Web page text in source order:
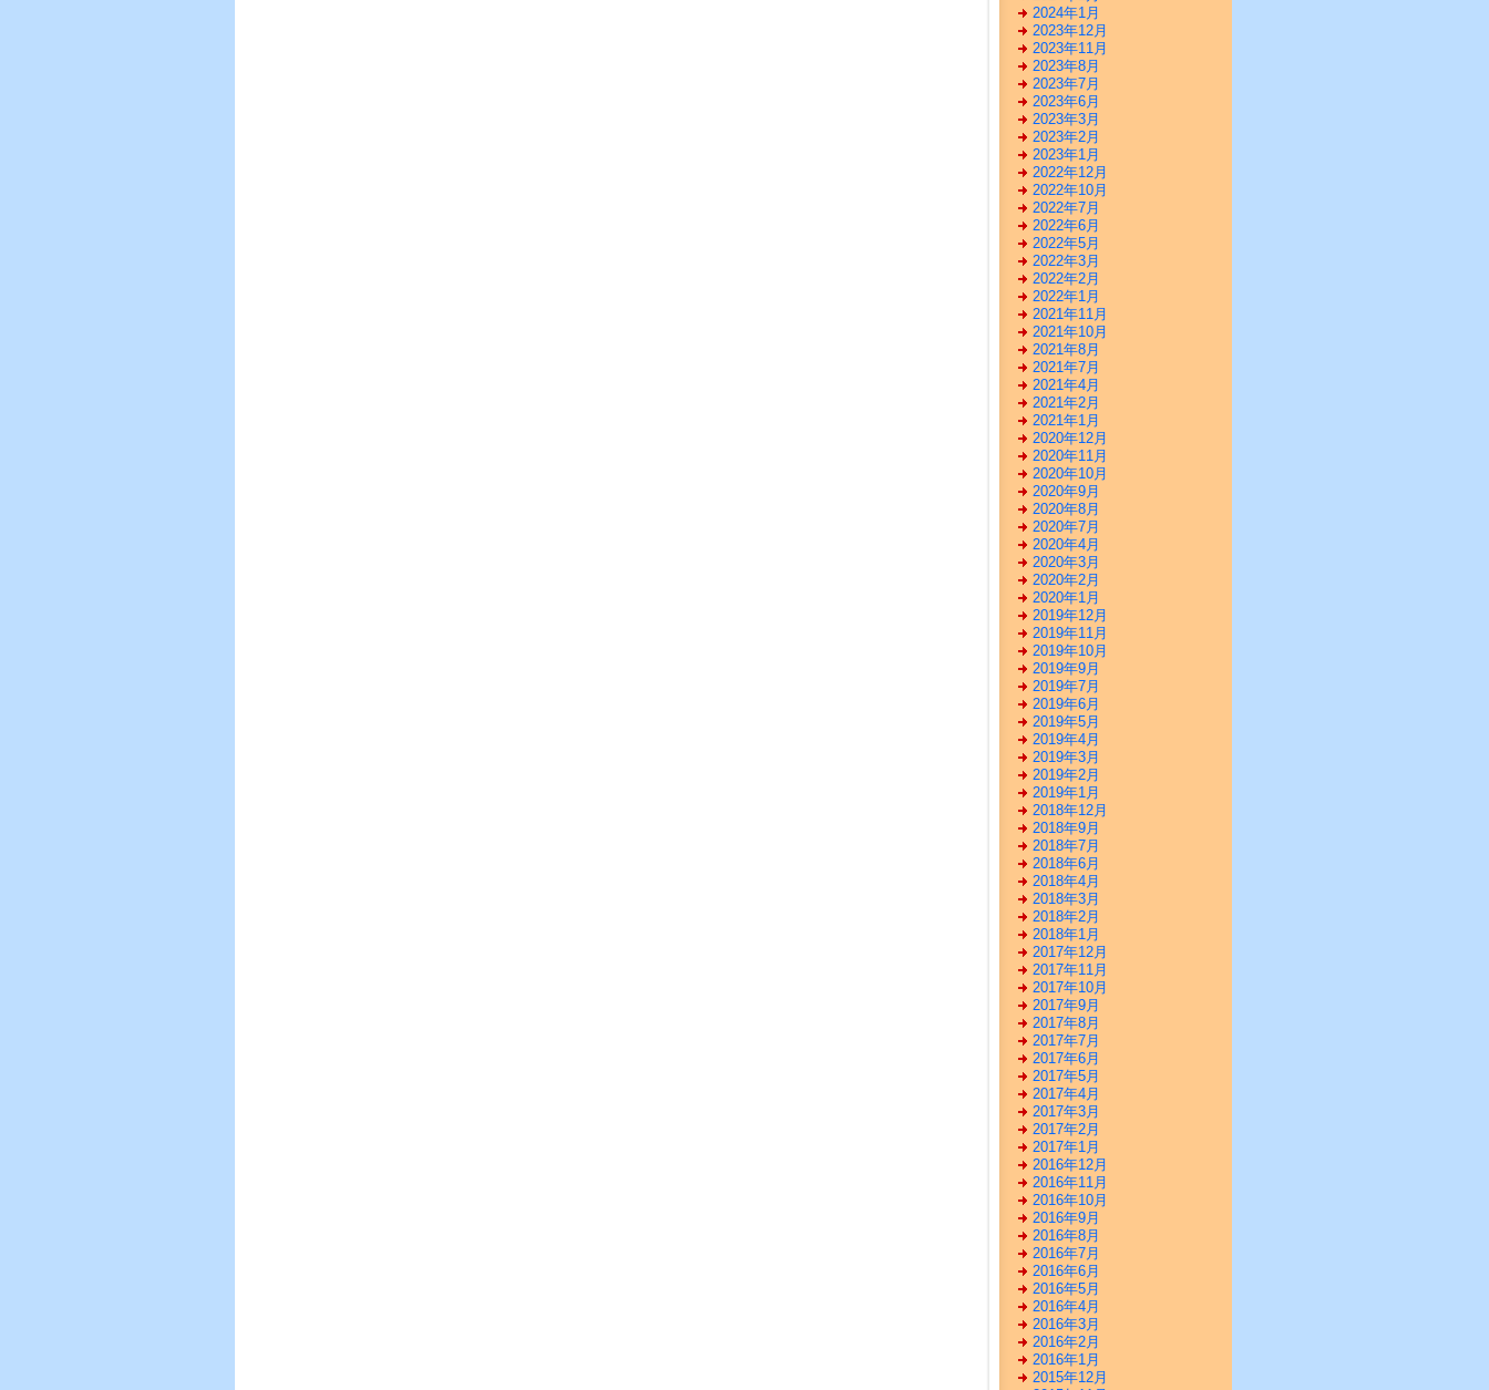
2024年1月
2023年12月
2023年11月
2023年8月
2023年7月
2023年6月
2023年3月
2023年2月
2023年1月
2022年12月
2022年10月
2022年7月
2022年6月
2022年5月
2022年3月
2022年2月
2022年1月
2021年11月
2021年10月
2021年8月
2021年7月
2021年4月
2021年2月
2021年1月
2020年12月
2020年11月
2020年10月
2020年9月
2020年8月
2020年7月
2020年4月
2020年3月
2020年2月
2020年1月
2019年12月
2019年11月
2019年10月
2019年9月
2019年7月
2019年6月
2019年5月
2019年4月
2019年3月
2019年2月
2019年1月
2018年12月
2018年9月
2018年7月
2018年6月
2018年4月
2018年3月
2018年2月
2018年1月
2017年12月
2017年11月
2017年10月
2017年9月
2017年8月
2017年7月
2017年6月
2017年5月
2017年4月
2017年3月
2017年2月
2017年1月
2016年12月
2016年11月
2016年10月
2016年9月
2016年8月
2016年7月
2016年6月
2016年5月
2016年4月
2016年3月
2016年2月
2016年1月
2015年12月